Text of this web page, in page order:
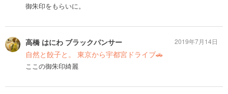
御朱印をもらいに。
高橋 はにわ ブラックパンサー
自然と餃子と。 東京から宇都宮ドライブ🚗
ここの御朱印綺麗
2019年7月14日